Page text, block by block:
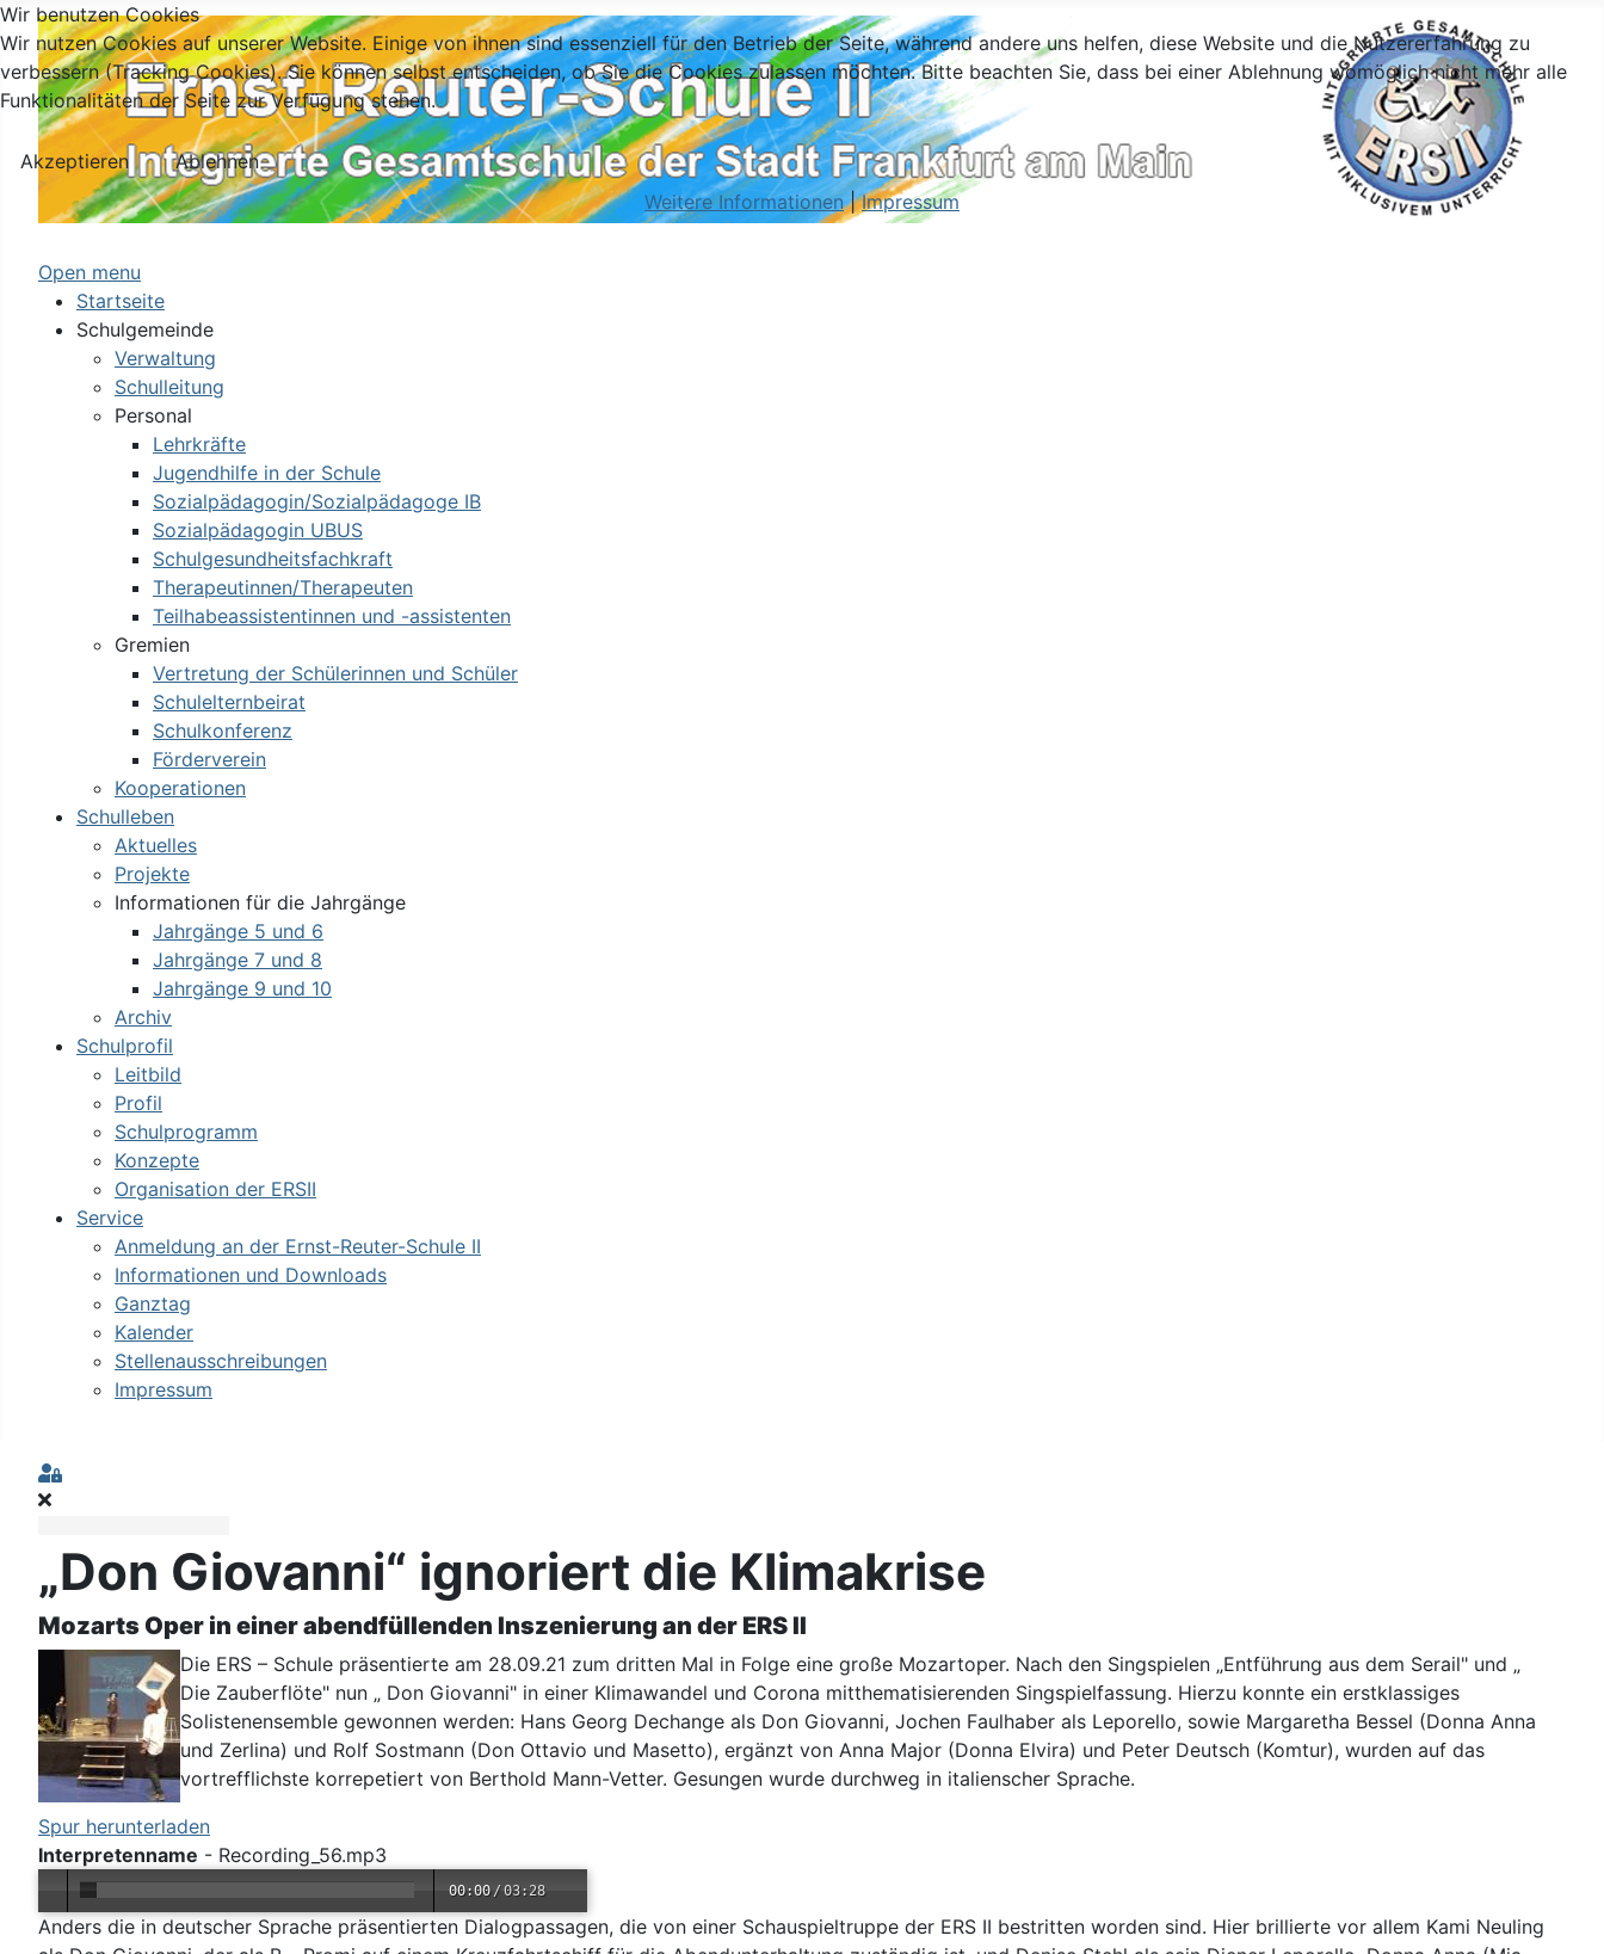
Open menu
Startseite
Schulgemeinde
Verwaltung
Schulleitung
Personal
Lehrkräfte
Jugendhilfe in der Schule
Sozialpädagogin/Sozialpädagoge IB
Sozialpädagogin UBUS
Schulgesundheitsfachkraft
Therapeutinnen/Therapeuten
Teilhabeassistentinnen und -assistenten
Gremien
Vertretung der Schülerinnen und Schüler
Schulelternbeirat
Schulkonferenz
Förderverein
Kooperationen
Schulleben
Aktuelles
Projekte
Informationen für die Jahrgänge
Jahrgänge 5 und 6
Jahrgänge 7 und 8
Jahrgänge 9 und 10
Archiv
Schulprofil
Leitbild
Profil
Schulprogramm
Konzepte
Organisation der ERSII
Service
Anmeldung an der Ernst-Reuter-Schule II
Informationen und Downloads
Ganztag
Kalender
Stellenausschreibungen
Impressum
Sign In
„Don Giovanni“ ignoriert die Klimakrise
Mozarts Oper in einer abendfüllenden Inszenierung an der ERS II
Die ERS – Schule präsentierte am 28.09.21 zum dritten Mal in Folge eine große Mozartoper. Nach den Singspielen „Entführung aus dem Serail" und „
Die Zauberflöte" nun „ Don Giovanni" in einer Klimawandel und Corona mitthematisierenden Singspielfassung. Hierzu konnte ein erstklassiges
Solistenensemble gewonnen werden: Hans Georg Dechange als Don Giovanni, Jochen Faulhaber als Leporello, sowie Margaretha Bessel (Donna Anna
und Zerlina) und Rolf Sostmann (Don Ottavio und Masetto), ergänzt von Anna Major (Donna Elvira) und Peter Deutsch (Komtur), wurden auf das
vortrefflichste korrepetiert von Berthold Mann-Vetter. Gesungen wurde durchweg in italienscher Sprache.
Spur herunterladen
Interpretenname - Recording_56.mp3
00:00 /03:28
Anders die in deutscher Sprache präsentierten Dialogpassagen, die von einer Schauspieltruppe der ERS II bestritten worden sind. Hier brillierte vor allem Kami Neuling
Wir benutzen Cookies
Wir nutzen Cookies auf unserer Website. Einige von ihnen sind essenziell für den Betrieb der Seite, während andere uns helfen, diese Website und die Nutzererfahrung zu
verbessern (Tracking Cookies). Sie können selbst entscheiden, ob Sie die Cookies zulassen möchten. Bitte beachten Sie, dass bei einer Ablehnung womöglich nicht mehr alle
Funktionalitäten der Seite zur Verfügung stehen.
Akzeptieren
Ablehnen
Weitere Informationen|Impressum